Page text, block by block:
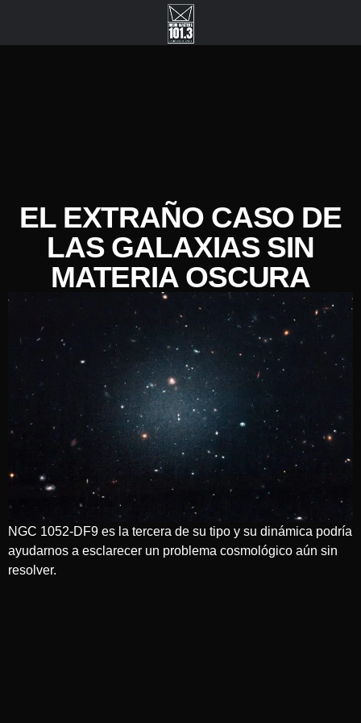
EL EXTRAÑO CASO DE
LAS GALAXIAS SIN
MATERIA OSCURA
NGC 1052-DF9 es la tercera de su tipo y su dinámica podría
ayudarnos a esclarecer un problema cosmológico aún sin
resolver.